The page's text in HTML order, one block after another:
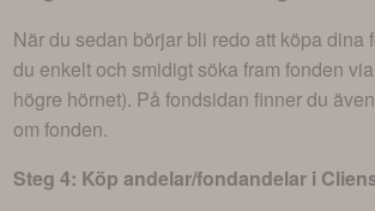
När du sedan börjar bli redo att köpa dina
du enkelt och smidigt söka fram fonden
högre hörnet). På fondsidan finner du
om fonden.
Steg 4: Köp andelar/fondandelar i